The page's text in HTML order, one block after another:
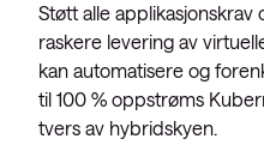
Støtt alle
raskere levering av
kan automatisere og
til 100 % oppstrøms
tvers av hybridskyen.